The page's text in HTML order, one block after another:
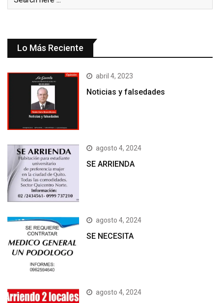
Lo Más Reciente
abril 4, 2023
Noticias y falsedades
agosto 4, 2024
SE ARRIENDA
agosto 4, 2024
SE NECESITA
agosto 4, 2024